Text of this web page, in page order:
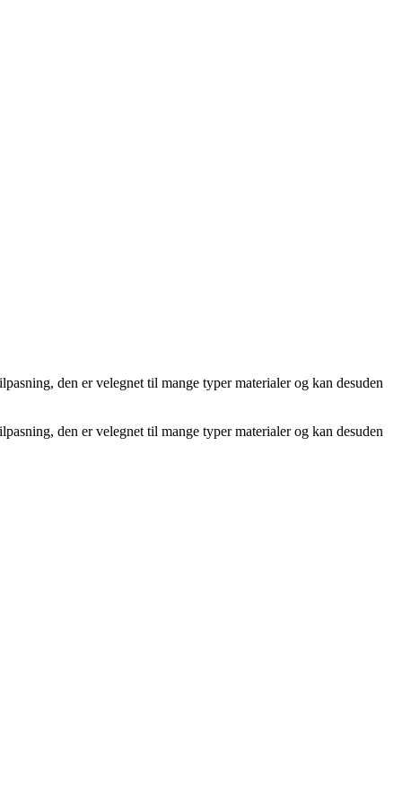
den er velegnet til mange typer materialer og kan desuden
den er velegnet til mange typer materialer og kan desuden